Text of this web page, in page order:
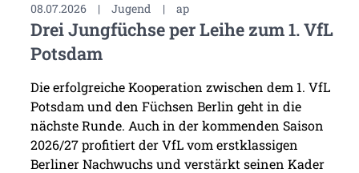
08.07.2026 | Jugend | ap
Drei Jungfüchse per Leihe zum 1. VfL
Potsdam
Die erfolgreiche Kooperation zwischen dem 1. VfL
Potsdam und den Füchsen Berlin geht in die
nächste Runde. Auch in der kommenden Saison
2026/27 profitiert der VfL vom erstklassigen
Berliner Nachwuchs und verstärkt seinen Kader